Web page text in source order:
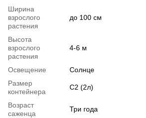
Ширина
взрослого
растения
до 100 см
Высота
взрослого
растения
4-6 м
Освещение
Солнце
Размер
контейнера
С2 (2л)
Возраст
саженца
Три года